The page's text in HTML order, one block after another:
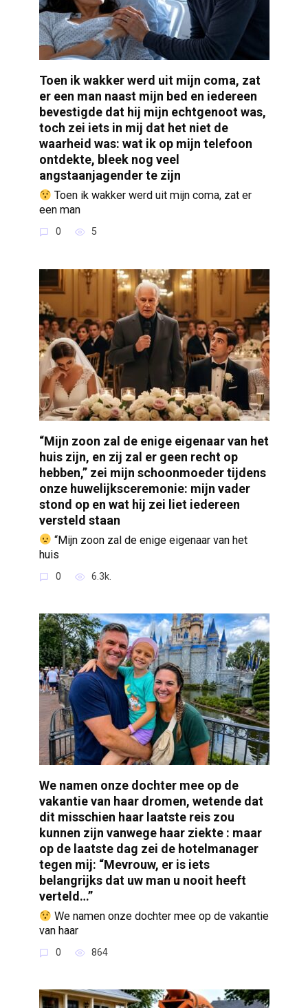
Toen ik wakker werd uit mijn coma, zat
er een man naast mijn bed en iedereen
bevestigde dat hij mijn echtgenoot was,
toch zei iets in mij dat het niet de
waarheid was: wat ik op mijn telefoon
ontdekte, bleek nog veel
angstaanjagender te zijn
Toen ik wakker werd uit mijn coma, zat er
een man
0 5
“Mijn zoon zal de enige eigenaar van het
huis zijn, en zij zal er geen recht op
hebben,” zei mijn schoonmoeder tijdens
onze huwelijksceremonie: mijn vader
stond op en wat hij zei liet iedereen
versteld staan
“Mijn zoon zal de enige eigenaar van het
huis
0 6.3k.
We namen onze dochter mee op de
vakantie van haar dromen, wetende dat
dit misschien haar laatste reis zou
kunnen zijn vanwege haar ziekte : maar
op de laatste dag zei de hotelmanager
tegen mij: “Mevrouw, er is iets
belangrijks dat uw man u nooit heeft
verteld…”
We namen onze dochter mee op de vakantie
van haar
0 864